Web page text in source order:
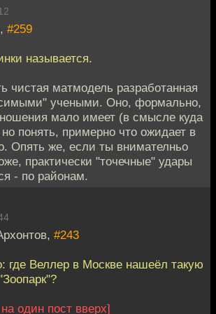
#259
называется.
чистая матмодель разработанная
учеными. Оно, формально,
мало имеет (в смысле куда
но понять, примерно что ожидает в
Опять же, если ты внимателньо
практически "точечные" удары
- по районам.
#243
где Веллер в Москве нашеёл такую
один пост вверх]